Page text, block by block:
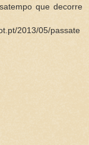
que decorre
2013/05/passate